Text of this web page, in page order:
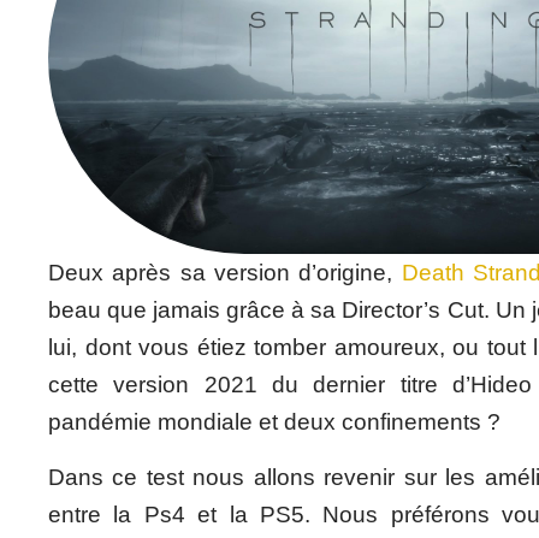
Deux après sa version d’origine, Death
beau que jamais grâce à sa Director’s Cut. Un
lui, dont vous étiez tomber amoureux, ou tout
cette version 2021 du dernier titre
pandémie mondiale et deux confinements ?
Dans ce test nous allons revenir sur les
entre la Ps4 et la PS5. Nous préférons